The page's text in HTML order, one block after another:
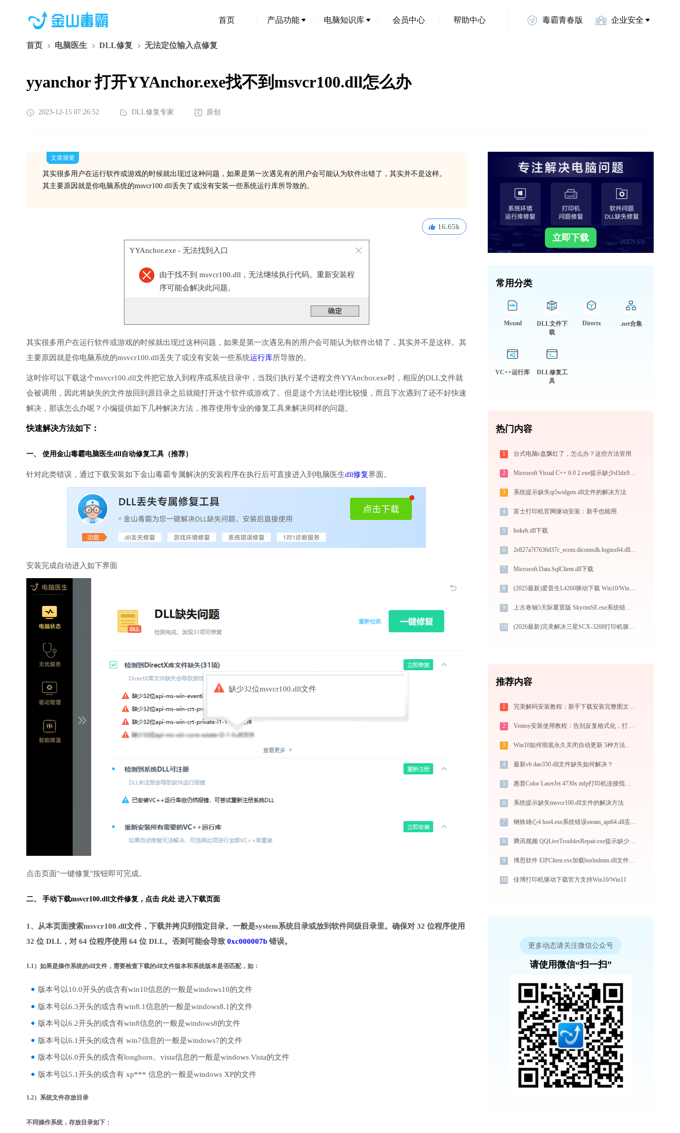
首页 产品功能 电脑知识库 会员中心 帮助中心 毒霸青春版 企业安全
首页 电脑医生 DLL修复 无法定位输入点修复
yyanchor 打开YYAnchor.exe找不到msvcr100.dll怎么办
2023-12-15 07:26:52 DLL修复专家 原创
文章摘要
其实很多用户在运行软件或游戏的时候就出现过这种问题，如果是第一次遇见有的用户会可能认为软件出错了，其实并不是这样。
其主要原因就是你电脑系统的msvcr100.dll丢失了或没有安装一些系统运行库所导致的。
16.65k
YYAnchor.exe - 无法找到入口
由于找不到 msvcr100.dll，无法继续执行代码。重新安装程
序可能会解决此问题。
其实很多用户在运行软件或游戏的时候就出现过这种问题，如果是第一次遇见有的用户会可能认为软件出错了，其实并不是这样。其
主要原因就是你电脑系统的msvcr100.dll丢失了或没有安装一些系统运行库所导致的。
这时你可以下载这个msvcr100.dll文件把它放入到程序或系统目录中，当我们执行某个进程文件YYAnchor.exe时，相应的DLL文件就
会被调用，因此将缺失的文件放回到原目录之后就能打开这个软件或游戏了。但是这个方法处理比较慢，而且下次遇到了还不好快速
解决，那该怎么办呢？小编提供如下几种解决方法，推荐使用专业的修复工具来解决同样的问题。
快速解决方法如下：
一、 使用金山毒霸电脑医生dll自动修复工具（推荐）
针对此类错误，通过下载安装如下金山毒霸专属解决的安装程序在执行后可直接进入到电脑医生dll修复界面。
安装完成自动进入如下界面
缺少32位msvcr100.dll文件
点击页面"一键修复"按钮即可完成。
二、 手动下载msvcr100.dll文件修复， 点击 此处 进入下载页面
1、从本页面搜索msvcr100.dll文件，下载并拷贝到指定目录。一般是system系统目录或放到软件同级目录里。确保对 32 位程序使用
32 位 DLL，对 64 位程序使用 64 位 DLL。否则可能会导致 0xc000007b 错误。
1.1）如果是操作系统的dll文件，需要检查下载的dll文件版本和系统版本是否匹配，如：
版本号以10.0开头的或含有win10信息的一般是windows10的文件
版本号以6.3开头的或含有win8.1信息的一般是windows8.1的文件
版本号以6.2开头的或含有win8信息的一般是windows8的文件
版本号以6.1开头的或含有 win7信息的一般是windows7的文件
版本号以6.0开头的或含有longhorn、vista信息的一般是windows Vista的文件
版本号以5.1开头的或含有 xp*** 信息的一般是windows XP的文件
1.2）系统文件存放目录
不同操作系统，存放目录如下：
立即下载
常用分类
Msxml
DLL文件下
载
Directx .net合集
VC++运行库
DLL修复工
具
热门内容
1 台式电脑c盘飘红了，怎么办？这些方法管用
2 Microsoft Visual C++ 6.0 2.exe提示缺少d3dx9_43.dll文件的解决办法
3 系统提示缺失qt5widgets.dll文件的解决方法
4 富士打印机官网驱动安装：新手也能用
5 bokeh.dll下载
6 2e827a7f7636d37c_ecom.dicomsdk.loginx64.dll下载
7 Microsoft.Data.SqlClient.dll下载
8 (2025最新)爱普生L4260驱动下载 Win10/Win11 图文安装教程
9 上古卷轴5天际重置版 SkyrimSE.exe系统错误d3dx9_42.dll丢失如何解决
10 (2026最新)完美解决三星SCX-3208打印机驱动安装困扰，全面下载安装教程
推荐内容
1 完美解码安装教程：新手下载安装完整图文指南
2 Ventoy安装使用教程：告别反复格式化，打造装机必备万能U盘启动盘
3 Win10如何彻底永久关闭自动更新 5种方法教你永久关闭win10自动更新
4 最新vb dao350.dll文件缺失如何解决？
5 惠普Color LaserJet 4730x mfp打印机连接指南 - 金山毒霸
6 系统提示缺失msvcr100.dll文件的解决方法
7 钢铁雄心4 hoi4.exe系统错误steam_api64.dll丢失如何解决
8 腾讯视频 QQLiveTroublesRepair.exe提示缺少business.dll文件的解决办法
9 博思软件 EIPClient.exe加载borlndmm.dll文件丢失处理办法
10 佳博打印机驱动下载官方支持Win10/Win11
更多动态请关注微信公众号
请使用微信“扫一扫”